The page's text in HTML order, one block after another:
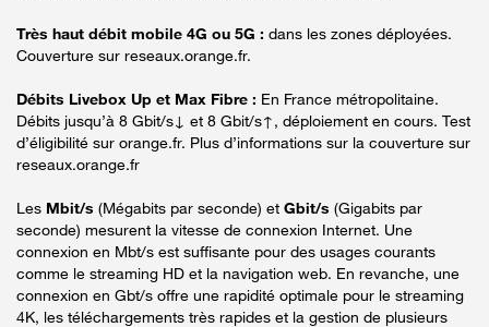
Très haut débit mobile 4G ou 5G : dans les zones déployées.
Couverture sur reseaux.orange.fr.
Débits Livebox Up et Max Fibre : En France métropolitaine.
Débits jusqu’à 8 Gbit/s↓ et 8 Gbit/s↑, déploiement en cours. Test
d’éligibilité sur orange.fr. Plus d’informations sur la couverture sur
reseaux.orange.fr
Les Mbit/s (Mégabits par seconde) et Gbit/s (Gigabits par
seconde) mesurent la vitesse de connexion Internet. Une
connexion en Mbt/s est suffisante pour des usages courants
comme le streaming HD et la navigation web. En revanche, une
connexion en Gbt/s offre une rapidité optimale pour le streaming
4K, les téléchargements très rapides et la gestion de plusieurs